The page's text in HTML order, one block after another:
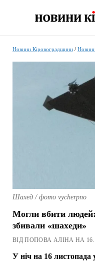
Новини Кіровоградщини/
Шахед / фото vycherpno
Могли вбити
збивали «шахеди»
ВІД ПОПОВА АЛІНА НА
У ніч на 16 листопада